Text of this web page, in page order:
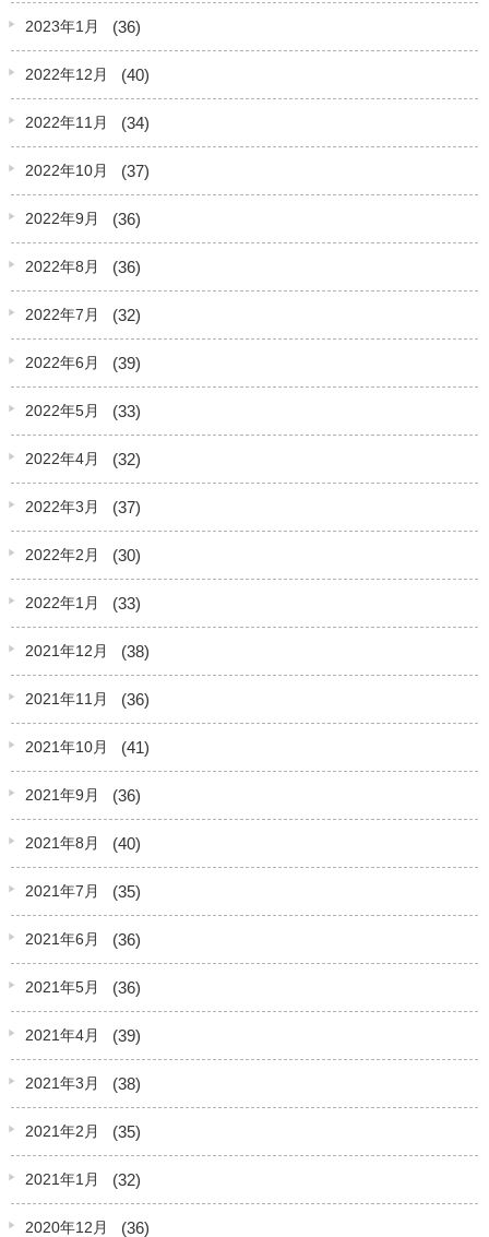
2023年1月 (36)
2022年12月 (40)
2022年11月 (34)
2022年10月 (37)
2022年9月 (36)
2022年8月 (36)
2022年7月 (32)
2022年6月 (39)
2022年5月 (33)
2022年4月 (32)
2022年3月 (37)
2022年2月 (30)
2022年1月 (33)
2021年12月 (38)
2021年11月 (36)
2021年10月 (41)
2021年9月 (36)
2021年8月 (40)
2021年7月 (35)
2021年6月 (36)
2021年5月 (36)
2021年4月 (39)
2021年3月 (38)
2021年2月 (35)
2021年1月 (32)
2020年12月 (36)